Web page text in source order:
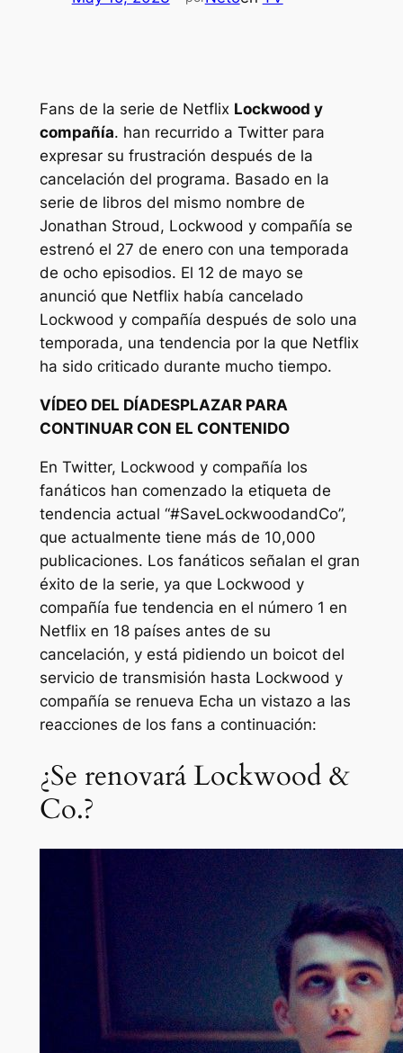
Fans de la serie de Netflix Lockwood y
compañía. han recurrido a Twitter para
expresar su frustración después de la
cancelación del programa. Basado en la
serie de libros del mismo nombre de
Jonathan Stroud, Lockwood y compañía se
estrenó el 27 de enero con una temporada
de ocho episodios. El 12 de mayo se
anunció que Netflix había cancelado
Lockwood y compañía después de solo una
temporada, una tendencia por la que Netflix
ha sido criticado durante mucho tiempo.
VÍDEO DEL DÍADESPLAZAR PARA
CONTINUAR CON EL CONTENIDO
En Twitter, Lockwood y compañía los
fanáticos han comenzado la etiqueta de
tendencia actual “#SaveLockwoodandCo”,
que actualmente tiene más de 10,000
publicaciones. Los fanáticos señalan el gran
éxito de la serie, ya que Lockwood y
compañía fue tendencia en el número 1 en
Netflix en 18 países antes de su
cancelación, y está pidiendo un boicot del
servicio de transmisión hasta Lockwood y
compañía se renueva Echa un vistazo a las
reacciones de los fans a continuación:
¿Se renovará Lockwood &
Co.?